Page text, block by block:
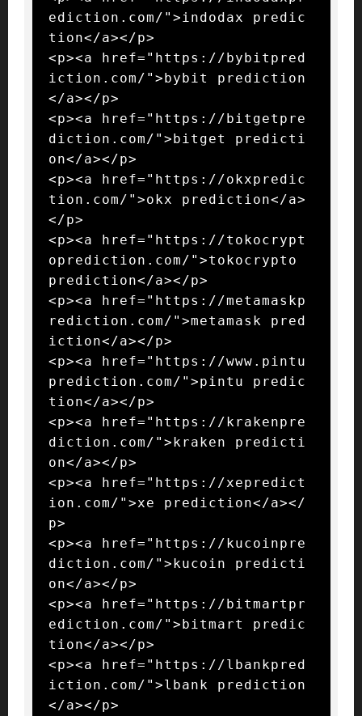
ediction.com/">indodax predic
tion</a></p>
<p><a href="https://bybitpred
iction.com/">bybit prediction
</a></p>
<p><a href="https://bitgetpre
diction.com/">bitget predicti
on</a></p>
<p><a href="https://okxpredic
tion.com/">okx prediction</a>
</p>
<p><a href="https://tokocrypt
oprediction.com/">tokocrypto
prediction</a></p>
<p><a href="https://metamaskp
rediction.com/">metamask pred
iction</a></p>
<p><a href="https://www.pintu
prediction.com/">pintu predic
tion</a></p>
<p><a href="https://krakenpre
diction.com/">kraken predicti
on</a></p>
<p><a href="https://xepredict
ion.com/">xe prediction</a></
p>
<p><a href="https://kucoinpre
diction.com/">kucoin predicti
on</a></p>
<p><a href="https://bitmartpr
ediction.com/">bitmart predic
tion</a></p>
<p><a href="https://lbankpred
iction.com/">lbank prediction
</a></p>